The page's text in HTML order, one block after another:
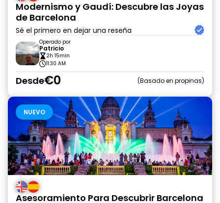
Modernismo y Gaudí: Descubre las Joyas
de Barcelona
Sé el primero en dejar una reseña
Operado por
Patricio
2h 15min
11:30 AM
Desde€0 Basado en propinas
NUEVO
Asesoramiento Para Descubrir Barcelona